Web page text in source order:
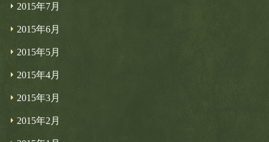
2015年7月
2015年6月
2015年5月
2015年4月
2015年3月
2015年2月